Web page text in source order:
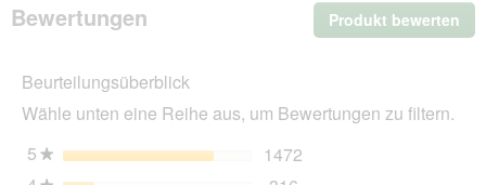
aussieht
Land
Bewertungen Produkt bewerten
Mit
Beurteilungsüberblick
Wähle unten eine Reihe aus, um Bewertungen zu filtern.
5★ Sterne 1472